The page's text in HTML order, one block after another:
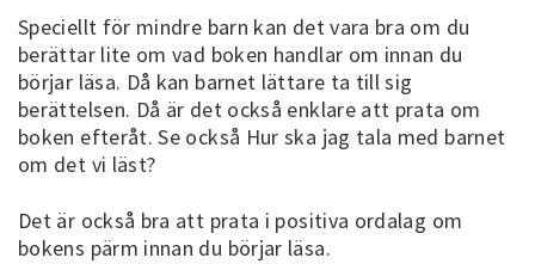
Speciellt för mindre barn kan det vara bra om du
berättar lite om vad boken handlar om innan du
börjar läsa. Då kan barnet lättare ta till sig
berättelsen. Då är det också enklare att prata om
boken efteråt. Se också Hur ska jag tala med barnet
om det vi läst?
Det är också bra att prata i positiva ordalag om
bokens pärm innan du börjar läsa.